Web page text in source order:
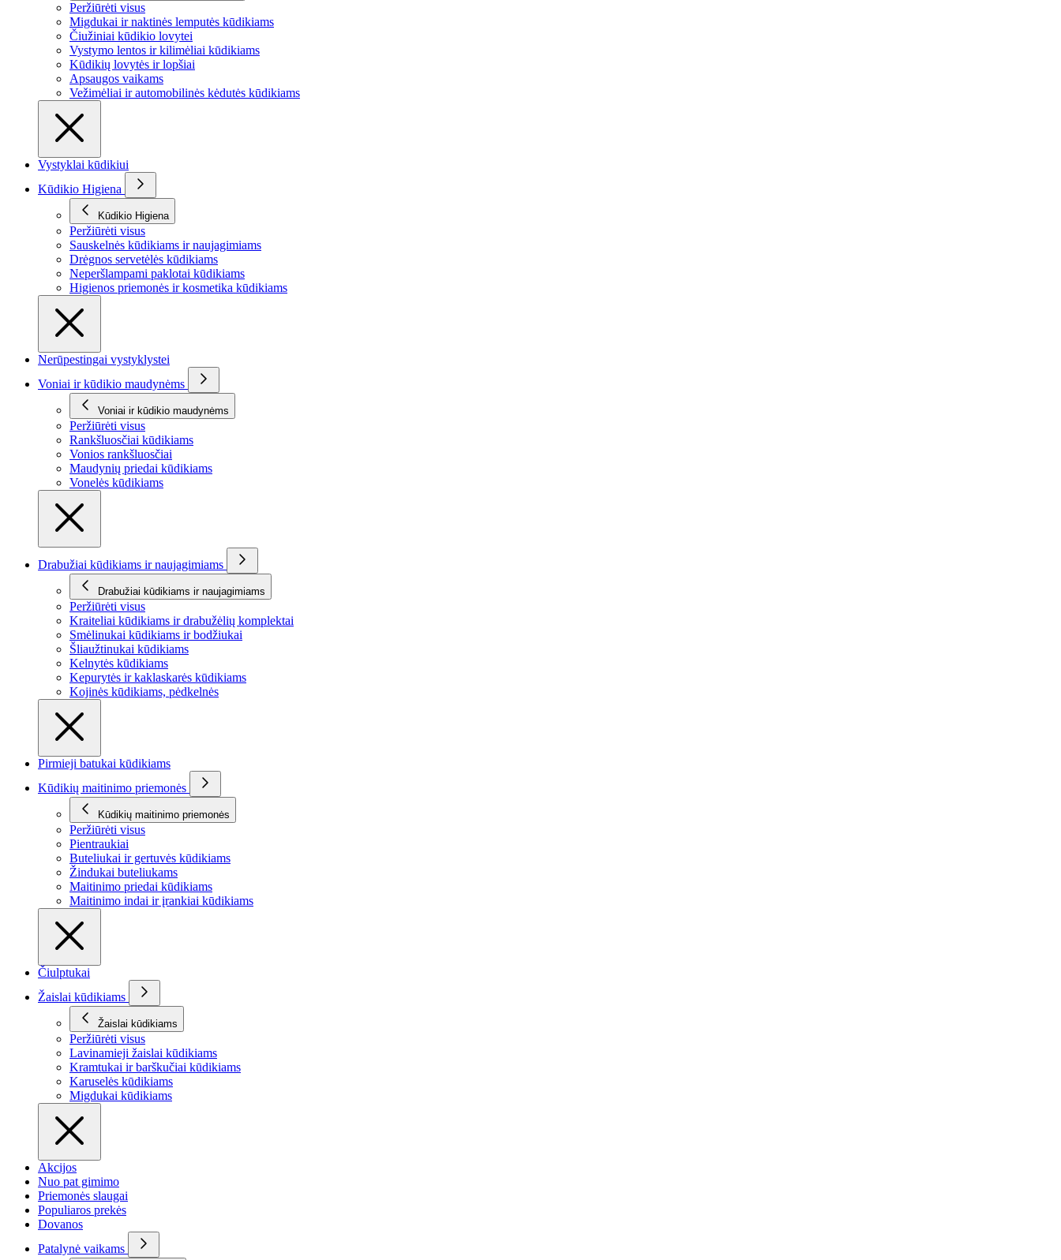
Peržiūrėti visus
Migdukai ir naktinės lemputės kūdikiams
Čiužiniai kūdikio lovytei
Vystymo lentos ir kilimėliai kūdikiams
Kūdikių lovytės ir lopšiai
Apsaugos vaikams
Vežimėliai ir automobilinės kėdutės kūdikiams
Vystyklai kūdikiui
Kūdikio Higiena
Kūdikio Higiena
Peržiūrėti visus
Sauskelnės kūdikiams ir naujagimiams
Drėgnos servetėlės kūdikiams
Neperšlampami paklotai kūdikiams
Higienos priemonės ir kosmetika kūdikiams
Nerūpestingai vystyklystei
Voniai ir kūdikio maudynėms
Voniai ir kūdikio maudynėms
Peržiūrėti visus
Rankšluosčiai kūdikiams
Vonios rankšluosčiai
Maudynių priedai kūdikiams
Vonelės kūdikiams
Drabužiai kūdikiams ir naujagimiams
Drabužiai kūdikiams ir naujagimiams
Peržiūrėti visus
Kraiteliai kūdikiams ir drabužėlių komplektai
Smėlinukai kūdikiams ir bodžiukai
Šliaužtinukai kūdikiams
Kelnytės kūdikiams
Kepurytės ir kaklaskarės kūdikiams
Kojinės kūdikiams, pėdkelnės
Pirmieji batukai kūdikiams
Kūdikių maitinimo priemonės
Kūdikių maitinimo priemonės
Peržiūrėti visus
Pientraukiai
Buteliukai ir gertuvės kūdikiams
Žindukai buteliukams
Maitinimo priedai kūdikiams
Maitinimo indai ir įrankiai kūdikiams
Čiulptukai
Žaislai kūdikiams
Žaislai kūdikiams
Peržiūrėti visus
Lavinamieji žaislai kūdikiams
Kramtukai ir barškučiai kūdikiams
Karuselės kūdikiams
Migdukai kūdikiams
Akcijos
Nuo pat gimimo
Priemonės slaugai
Populiaros prekės
Dovanos
Patalynė vaikams